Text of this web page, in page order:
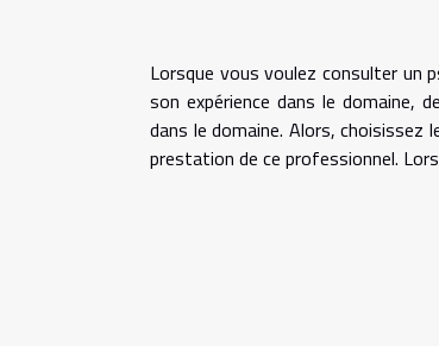
Lorsque vous voulez consulter un
son expérience dans le domaine,
dans le domaine. Alors, choisissez
prestation de ce professionnel.